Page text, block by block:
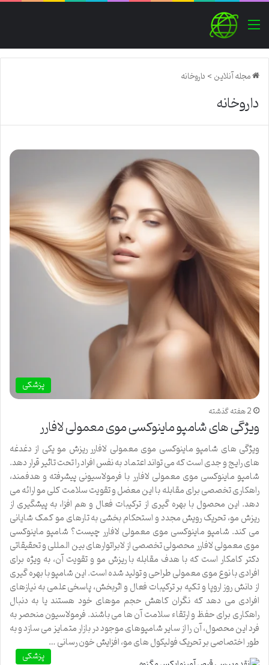
منو
مجله آنلاین>داروخانه
داروخانه
پزشکی
2 هفته گذشته
ویژگی های شامپو ماینوکسی موی معمولی لافارر
ویژگی های شامپو ماینوکسی موی معمولی لافارر ریزش مو یکی از دغدغه
های رایج و جدی است که می تواند اعتماد به نفس افراد را تحت تاثیر قرار دهد.
شامپو ماینوکسی موی معمولی لافارر با فرمولاسیونی پیشرفته و هدفمند،
راهکاری تخصصی برای مقابله با این معضل و تقویت سلامت کلی مو ارائه می
دهد. این محصول با بهره گیری از ترکیبات فعال و هم افزا، به پیشگیری از
ریزش مو، تحریک رویش مجدد و استحکام بخشی به تارهای مو کمک شایانی
می کند. شامپو ماینوکسی موی معمولی لافارر چیست؟ شامپو ماینوکسی
موی معمولی لافارر محصولی تخصصی از لابراتوارهای بین المللی و تحقیقاتی
دکتر کامکار است که با هدف مقابله با ریزش مو و تقویت آن، به ویژه برای
افرادی با نوع موی معمولی طراحی و تولید شده است. این شامپو با بهره گیری
از دانش روز اروپا و تکیه بر ترکیبات فعال و اثربخش، پاسخی علمی به نیازهای
افرادی می دهد که نگران کاهش حجم موهای خود هستند یا به دنبال
راهکاری برای حفظ و ارتقاء سلامت آن ها می باشند. فرمولاسیون منحصر به
فرد این محصول، آن را از سایر شامپوهای موجود در بازار متمایز می سازد و به
طور اختصاصی بر تحریک فولیکول های مو، افزایش خون رسانی …
پزشکی